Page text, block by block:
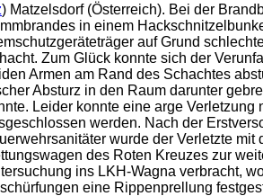
) Matzelsdorf (Österreich). Bei der
in einem
auf Grund
Zum Glück konnte sich der
Armen am Rand des Schachtes
Absturz in den Raum darunter
Leider konnte eine arge Verletzung
werden. Nach der
wurde der Verletzte mit
des Roten Kreuzes zur
ins LKH-Wagna verbracht,
eine Rippenprellung